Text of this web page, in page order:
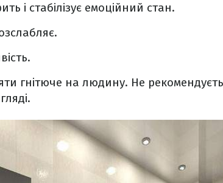
і стабілізує емоційний стан.
гнітюче на людину. Не